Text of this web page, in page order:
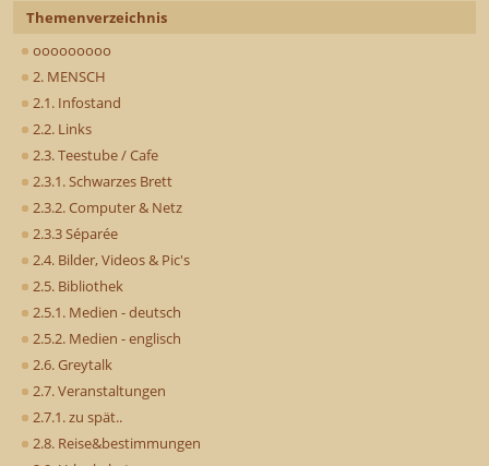
Themenverzeichnis
ooooooooo
2. MENSCH
2.1. Infostand
2.2. Links
2.3. Teestube / Cafe
2.3.1. Schwarzes Brett
2.3.2. Computer & Netz
2.3.3 Séparée
2.4. Bilder, Videos & Pic's
2.5. Bibliothek
2.5.1. Medien - deutsch
2.5.2. Medien - englisch
2.6. Greytalk
2.7. Veranstaltungen
2.7.1. zu spät..
2.8. Reise&bestimmungen